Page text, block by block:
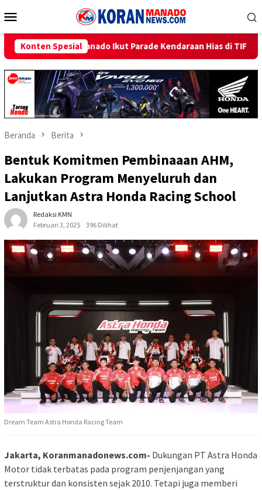
ke
Mobile
Konten Spesial
Parade Kendaraan Hias di TIFF 2026 Beri Promo
Beranda Berita
Bentuk Komitmen Pembinaaan AHM,
Lakukan Program Menyeluruh dan
Lanjutkan Astra Honda Racing School
Redaksi KMN
Februari 3, 2025
396 Dilihat
Dream Team Astra Honda Racing Team
Jakarta, Koranmanadonews.com- Dukungan PT Astra Honda
Motor tidak terbatas pada program penjenjangan yang
terstruktur dan konsisten sejak 2010. Tetapi juga memberi